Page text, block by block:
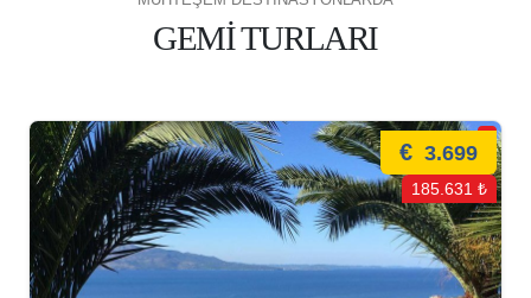
GEMİ TURLARI
€ 3.699
185.631 ₺